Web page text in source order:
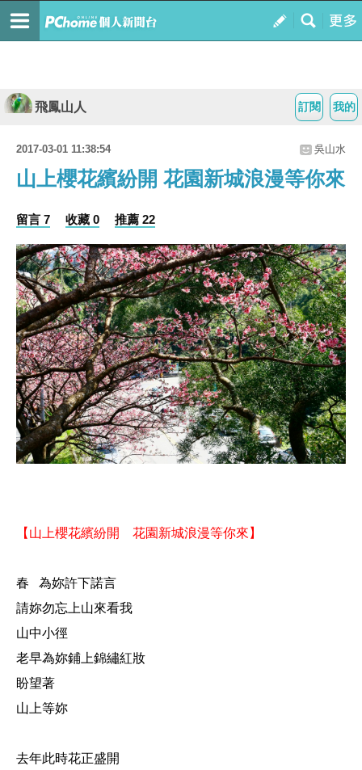
我的
訂閱
飛鳳山人
2017-03-01 11:38:54 吳山水
山上櫻花繽紛開 花園新城浪漫等你來
留言 7 收藏 0 推薦 22
【 山上櫻花繽紛開 花園新城浪漫等你來 】
春
為妳許下諾言
請妳勿忘上山來看我
山中小徑
老早為妳鋪上錦繡紅妝
盼望著
山上等妳
去年此時花正盛開